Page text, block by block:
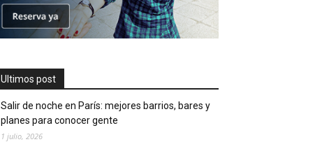
Ultimos post
Salir de noche en París: mejores barrios, bares y
planes para conocer gente
1 julio, 2026